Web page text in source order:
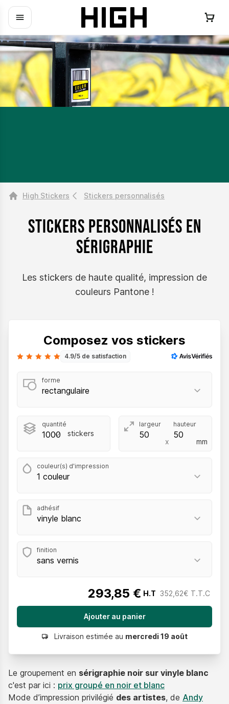
High Stickers Stickers personnalisés
Stickers personnalisés en
sérigraphie
Les stickers de haute qualité, impression de
couleurs Pantone !
Composez vos stickers
4.9/5 de satisfaction
forme
quantité
stickers
largeur
x
hauteur
mm
couleur(s) d'impression
adhésif
finition
293,85 € H.T 352,62€ T.T.C
Livraison estimée au mercredi 19 août
Le groupement en sérigraphie noir sur vinyle blanc
c'est par ici : prix groupé en noir et blanc
Mode d’impression privilégié des artistes, de Andy